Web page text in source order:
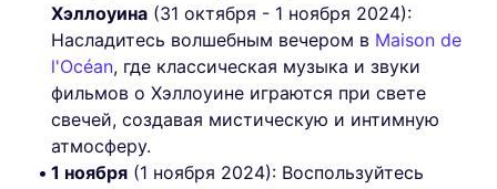
Хэллоуина (31 октября - 1 ноября 2024):
Насладитесь волшебным вечером в Maison de
l'Océan, где классическая музыка и звуки
фильмов о Хэллоуине играются при свете
свечей, создавая мистическую и интимную
атмосферу.
1 ноября (1 ноября 2024): Воспользуйтесь